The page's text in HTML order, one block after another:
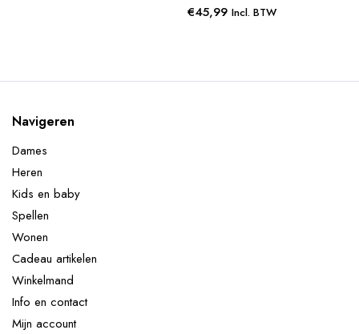
€45,99 Incl. BTW
Navigeren
Dames
Heren
Kids en baby
Spellen
Wonen
Cadeau artikelen
Winkelmand
Info en contact
Mijn account